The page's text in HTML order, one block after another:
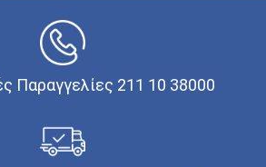
Παραγγελίες 211 10 38000